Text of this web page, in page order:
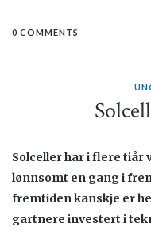
0 COMMENTS
Solceller har i flere tiår
lønnsomt en gang i
fremtiden kanskje er
gartnere investert i